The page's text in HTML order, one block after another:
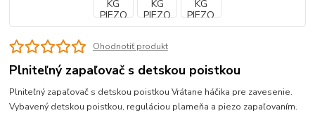
Ohodnotiť produkt
Plniteľný zapaľovač s detskou poistkou
Plniteľný zapaľovač s detskou poistkou Vrátane háčika pre zavesenie.
Vybavený detskou poistkou, reguláciou plameňa a piezo zapaľovaním.